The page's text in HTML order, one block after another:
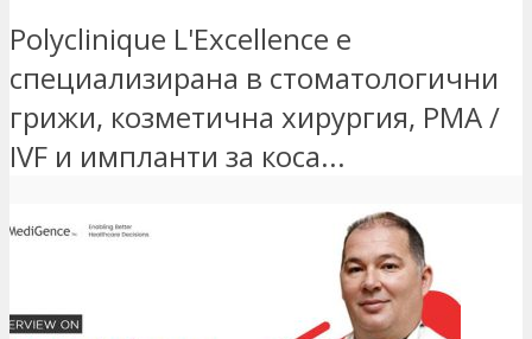
Polyclinique L'Excellence е
специализирана в стоматологични
грижи, козметична хирургия, PMA /
IVF и импланти за коса...